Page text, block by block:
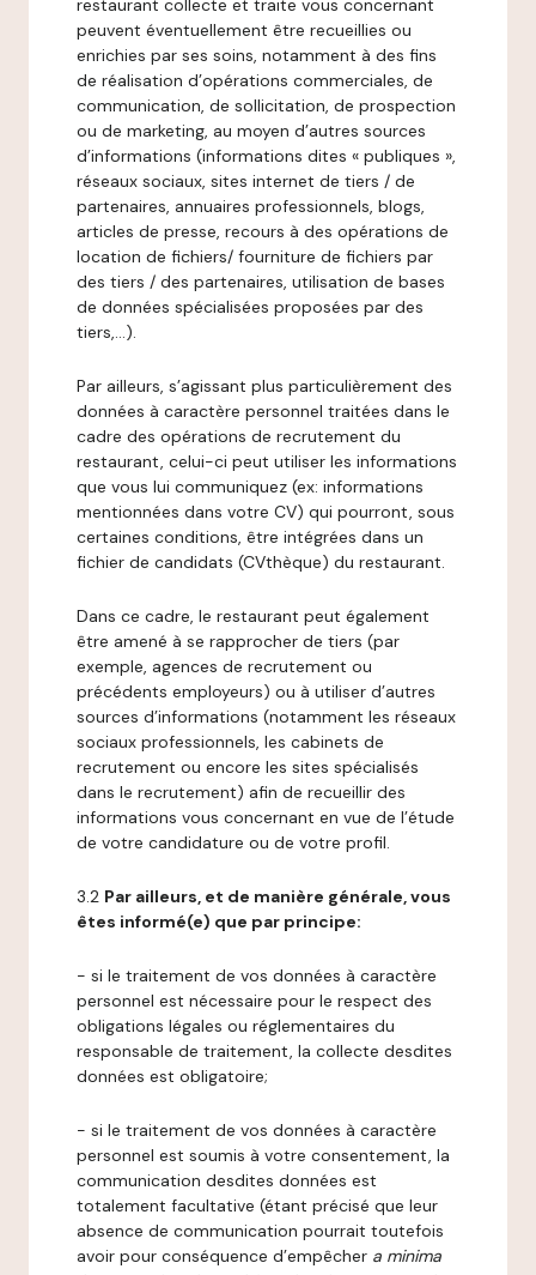
restaurant collecte et traite vous concernant
peuvent éventuellement être recueillies ou
enrichies par ses soins, notamment à des fins
de réalisation d’opérations commerciales, de
communication, de sollicitation, de prospection
ou de marketing, au moyen d’autres sources
d’informations (informations dites « publiques »,
réseaux sociaux, sites internet de tiers / de
partenaires, annuaires professionnels, blogs,
articles de presse, recours à des opérations de
location de fichiers/ fourniture de fichiers par
des tiers / des partenaires, utilisation de bases
de données spécialisées proposées par des
tiers,…).
Par ailleurs, s’agissant plus particulièrement des
données à caractère personnel traitées dans le
cadre des opérations de recrutement du
restaurant, celui-ci peut utiliser les informations
que vous lui communiquez (ex: informations
mentionnées dans votre CV) qui pourront, sous
certaines conditions, être intégrées dans un
fichier de candidats (CVthèque) du restaurant.
Dans ce cadre, le restaurant peut également
être amené à se rapprocher de tiers (par
exemple, agences de recrutement ou
précédents employeurs) ou à utiliser d’autres
sources d’informations (notamment les réseaux
sociaux professionnels, les cabinets de
recrutement ou encore les sites spécialisés
dans le recrutement) afin de recueillir des
informations vous concernant en vue de l’étude
de votre candidature ou de votre profil.
3.2 Par ailleurs, et de manière générale, vous
êtes informé(e) que par principe:
- si le traitement de vos données à caractère
personnel est nécessaire pour le respect des
obligations légales ou réglementaires du
responsable de traitement, la collecte desdites
données est obligatoire;
- si le traitement de vos données à caractère
personnel est soumis à votre consentement, la
communication desdites données est
totalement facultative (étant précisé que leur
absence de communication pourrait toutefois
avoir pour conséquence d’empêcher a minima